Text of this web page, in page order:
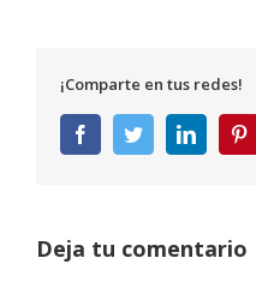
¡Comparte en tus redes!
FacebookTwitterLinkedIn
Deja tu comentario